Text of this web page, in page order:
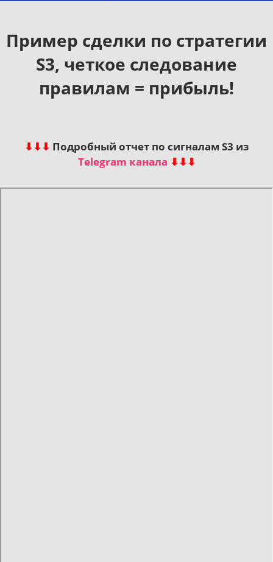
Пример сделки по стратегии
S3, четкое следование
правилам = прибыль!
⬇︎⬇︎⬇︎ Подробный отчет по сигналам S3 из
Telegram канала ⬇︎⬇︎⬇︎